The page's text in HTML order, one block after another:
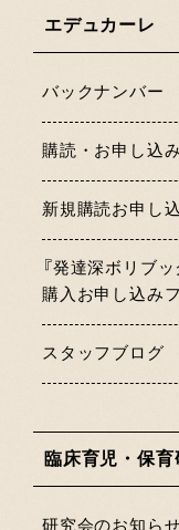
エデュカーレ
バックナンバー
購読・お申し込
新規購読お申し
『発達深ボリブッ
購入お申し込み
スタッフブログ
臨床育児・保育
研究会のお知ら